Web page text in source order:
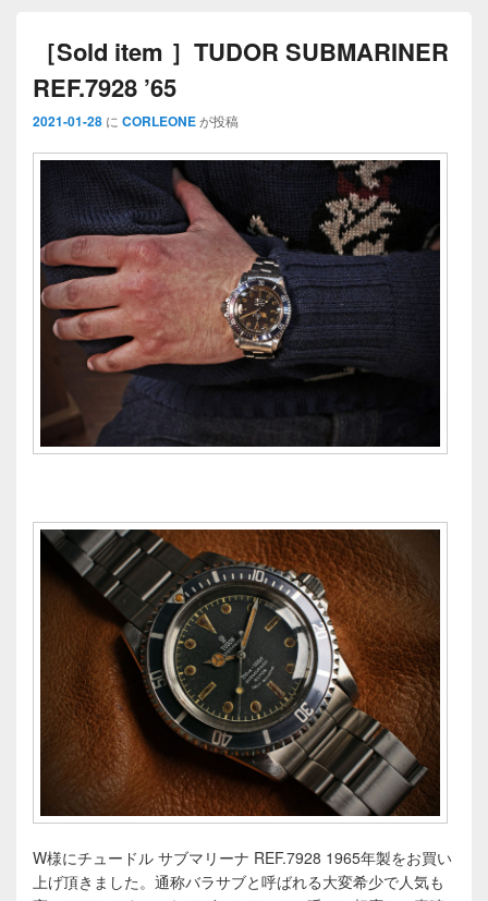
［Sold item ］TUDOR SUBMARINER
REF.7928 ’65
2021-01-28 に CORLEONEが投稿
W様にチュードル サブマリーナ REF.7928 1965年製をお買い
上げ頂きました。通称バラサブと呼ばれる大変希少で人気も